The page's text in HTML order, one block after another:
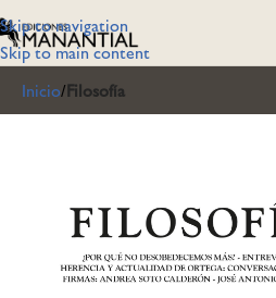
Skip to navigation
Skip to main content
Inicio Filosofía